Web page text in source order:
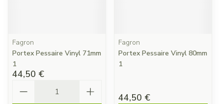
Fagron
Portex Pessaire Vinyl 71mm
1
44,50 €
Fagron
Portex Pessaire Vinyl 80mm
1
44,50 €